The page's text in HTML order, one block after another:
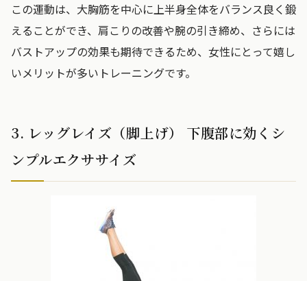
この運動は、大胸筋を中心に上半身全体をバランス良く鍛
えることができ、肩こりの改善や腕の引き締め、さらには
バストアップの効果も期待できるため、女性にとって嬉し
いメリットが多いトレーニングです。
3. レッグレイズ（脚上げ） 下腹部に効くシ
ンプルエクササイズ